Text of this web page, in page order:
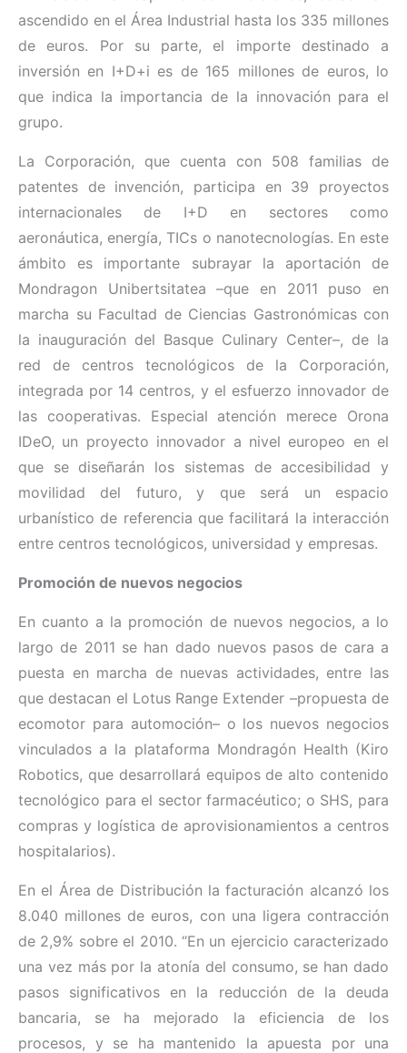
ascendido en el Área Industrial hasta los 335 millones
de euros. Por su parte, el importe destinado a
inversión en I+D+i es de 165 millones de euros, lo
que indica la importancia de la innovación para el
grupo.
La Corporación, que cuenta con 508 familias de
patentes de invención, participa en 39 proyectos
internacionales de I+D en sectores como
aeronáutica, energía, TICs o nanotecnologías. En este
ámbito es importante subrayar la aportación de
Mondragon Unibertsitatea –que en 2011 puso en
marcha su Facultad de Ciencias Gastronómicas con
la inauguración del Basque Culinary Center–, de la
red de centros tecnológicos de la Corporación,
integrada por 14 centros, y el esfuerzo innovador de
las cooperativas. Especial atención merece Orona
IDeO, un proyecto innovador a nivel europeo en el
que se diseñarán los sistemas de accesibilidad y
movilidad del futuro, y que será un espacio
urbanístico de referencia que facilitará la interacción
entre centros tecnológicos, universidad y empresas.
Promoción de nuevos negocios
En cuanto a la promoción de nuevos negocios, a lo
largo de 2011 se han dado nuevos pasos de cara a
puesta en marcha de nuevas actividades, entre las
que destacan el Lotus Range Extender –propuesta de
ecomotor para automoción– o los nuevos negocios
vinculados a la plataforma Mondragón Health (Kiro
Robotics, que desarrollará equipos de alto contenido
tecnológico para el sector farmacéutico; o SHS, para
compras y logística de aprovisionamientos a centros
hospitalarios).
En el Área de Distribución la facturación alcanzó los
8.040 millones de euros, con una ligera contracción
de 2,9% sobre el 2010. “En un ejercicio caracterizado
una vez más por la atonía del consumo, se han dado
pasos significativos en la reducción de la deuda
bancaria, se ha mejorado la eficiencia de los
procesos, y se ha mantenido la apuesta por una